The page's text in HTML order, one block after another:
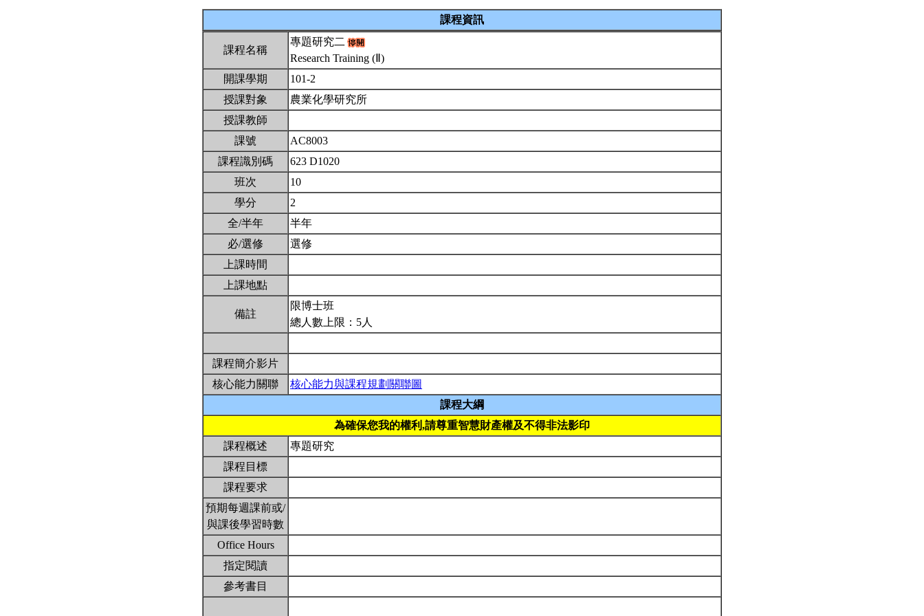
課程資訊
課程名稱
專題研究二
Research Training (Ⅱ)
開課學期
101-2
授課對象
農業化學研究所
授課教師
課號
AC8003
課程識別碼
623 D1020
班次
10
學分
2
全/半年
半年
必/選修
選修
上課時間
上課地點
備註
限博士班
總人數上限：5人
課程簡介影片
核心能力關聯
核心能力與課程規劃關聯圖
課程大綱
為確保您我的權利,請尊重智慧財產權及不得非法影印
課程概述
專題研究
課程目標
課程要求
預期每週課前或/
與課後學習時數
Office Hours
指定閱讀
參考書目